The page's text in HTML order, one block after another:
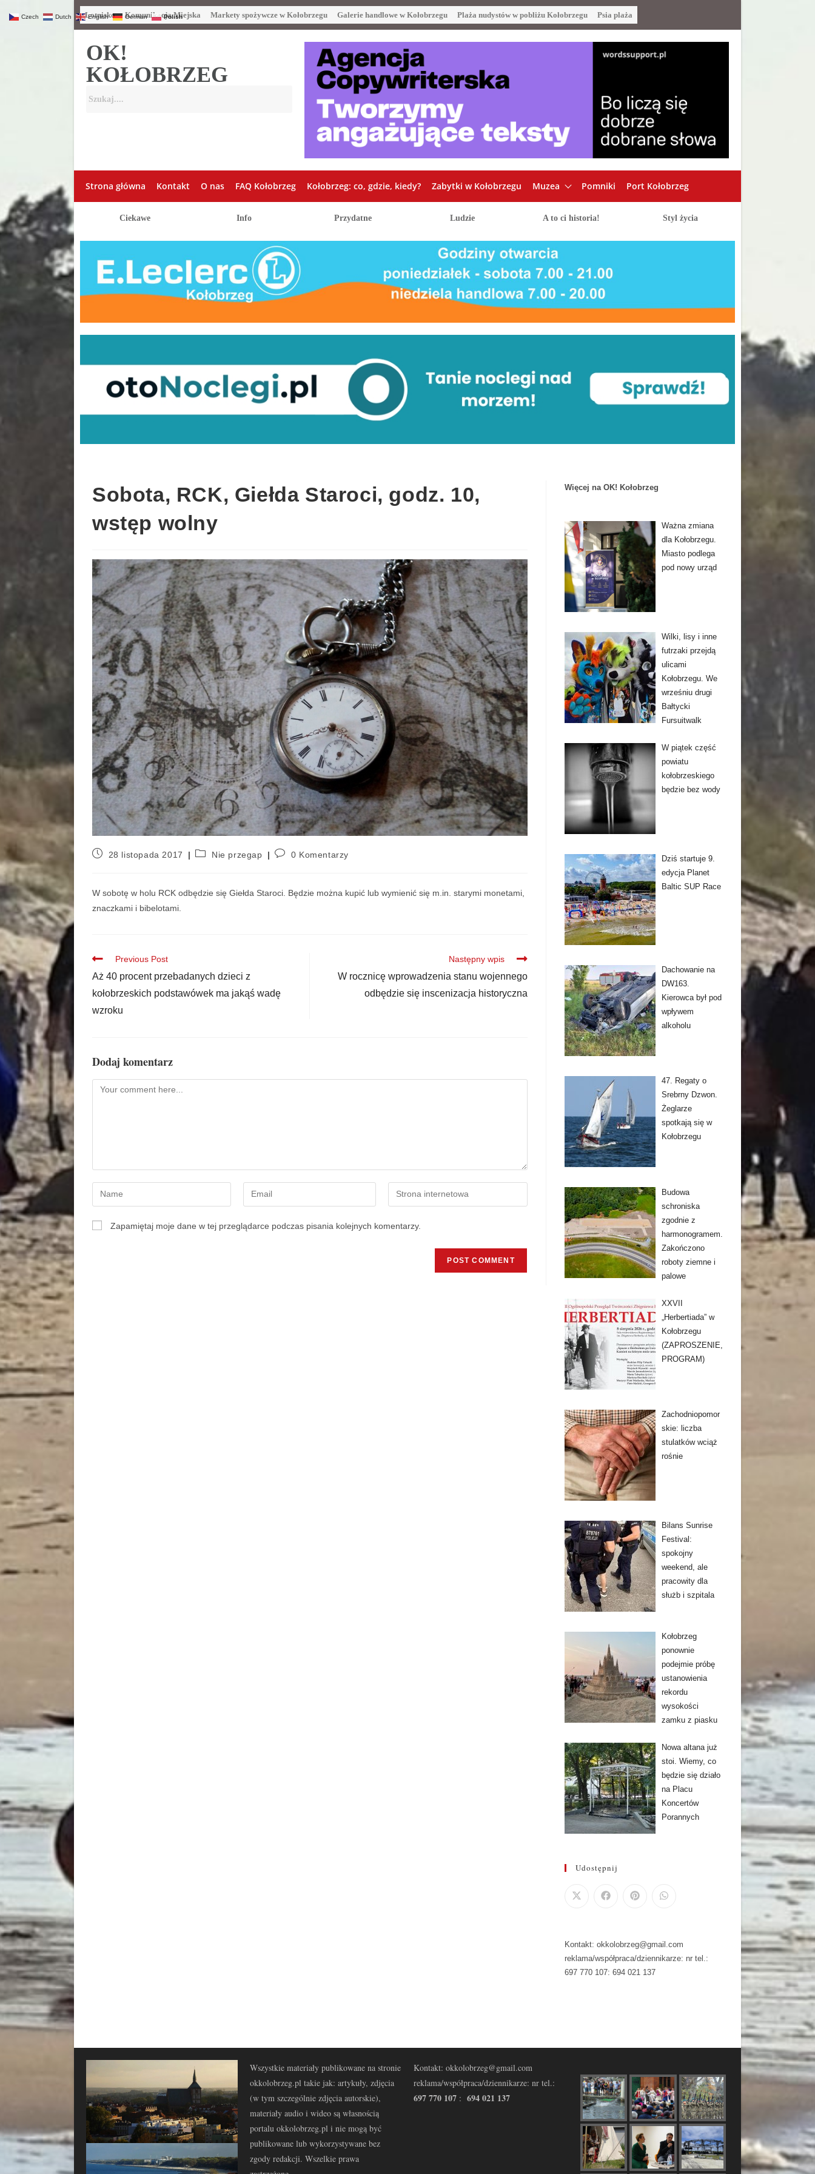
Lotnisko Komunikacja Miejska Markety spożywcze w Kołobrzegu Galerie handlowe w Kołobrzegu Plaża nudystów w pobliżu Kołobrzegu Psia plaża
OK!
KOŁOBRZEG
Strona główna Kontakt O nas FAQ Kołobrzeg Kołobrzeg: co, gdzie, kiedy? Zabytki w Kołobrzegu Muzea Pomniki Port Kołobrzeg
Ciekawe Info Przydatne Ludzie A to ci historia! Styl życia
Sobota, RCK, Giełda Staroci, godz. 10,
wstęp wolny
28 listopada 2017 Nie przegap 0 Komentarzy
W sobotę w holu RCK odbędzie się Giełda Staroci. Będzie można kupić lub wymienić się m.in. starymi monetami,
znaczkami i bibelotami.
Previous Post
Aż 40 procent przebadanych dzieci z
kołobrzeskich podstawówek ma jakąś wadę
wzroku
Następny wpis
W rocznicę wprowadzenia stanu wojennego
odbędzie się inscenizacja historyczna
Dodaj komentarz
Zapamiętaj moje dane w tej przeglądarce podczas pisania kolejnych komentarzy.
Więcej na OK! Kołobrzeg
Ważna zmiana
dla Kołobrzegu.
Miasto podlega
pod nowy urząd
Wilki, lisy i inne
futrzaki przejdą
ulicami
Kołobrzegu. We
wrześniu drugi
Bałtycki
Fursuitwalk
W piątek część
powiatu
kołobrzeskiego
będzie bez wody
Dziś startuje 9.
edycja Planet
Baltic SUP Race
Dachowanie na
DW163.
Kierowca był pod
wpływem
alkoholu
47. Regaty o
Srebrny Dzwon.
Żeglarze
spotkają się w
Kołobrzegu
Budowa
schroniska
zgodnie z
harmonogramem.
Zakończono
roboty ziemne i
palowe
XXVII
„Herbertiada” w
Kołobrzegu
(ZAPROSZENIE,
PROGRAM)
Zachodniopomor
skie: liczba
stulatków wciąż
rośnie
Bilans Sunrise
Festival:
spokojny
weekend, ale
pracowity dla
służb i szpitala
Kołobrzeg
ponownie
podejmie próbę
ustanowienia
rekordu
wysokości
zamku z piasku
Nowa altana już
stoi. Wiemy, co
będzie się działo
na Placu
Koncertów
Porannych
Udostępnij
Kontakt: okkolobrzeg@gmail.com
reklama/współpraca/dziennikarze: nr tel.:
697 770 107: 694 021 137
Wszystkie materiały publikowane na stronie
okkolobrzeg.pl takie jak: artykuły, zdjęcia
(w tym szczególnie zdjęcia autorskie),
materiały audio i wideo są własnością
portalu okkolobrzeg.pl i nie mogą być
publikowane lub wykorzystywane bez
zgody redakcji. Wszelkie prawa
Kontakt: okkolobrzeg@gmail.com
reklama/współpraca/dziennikarze: nr tel.:
697 770 107 : 694 021 137
Czech Dutch English German Polish